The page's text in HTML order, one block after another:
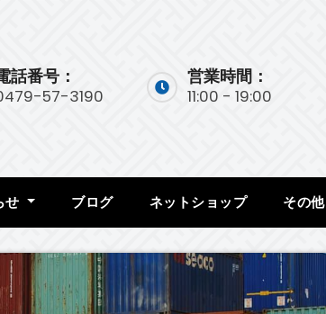
話番号：
57-3190
営業時間：
11:00 - 19:00
せ ブログ ネットショップ その他